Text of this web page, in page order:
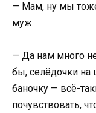
— Мам, ну мы
муж.
— Да нам много
бы, селёдочки на
баночку — всё-
почувствовать,